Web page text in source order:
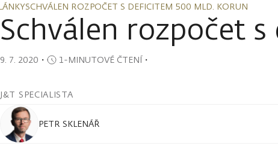
SCHVÁLEN ROZPOČET S DEFICITEM 500 MLD. KORUN
Schválen rozpočet
9. 7. 2020 ・ 1-MINUTOVÉ ČTENÍ・
J&T SPECIALISTA
PETR SKLENÁŘ